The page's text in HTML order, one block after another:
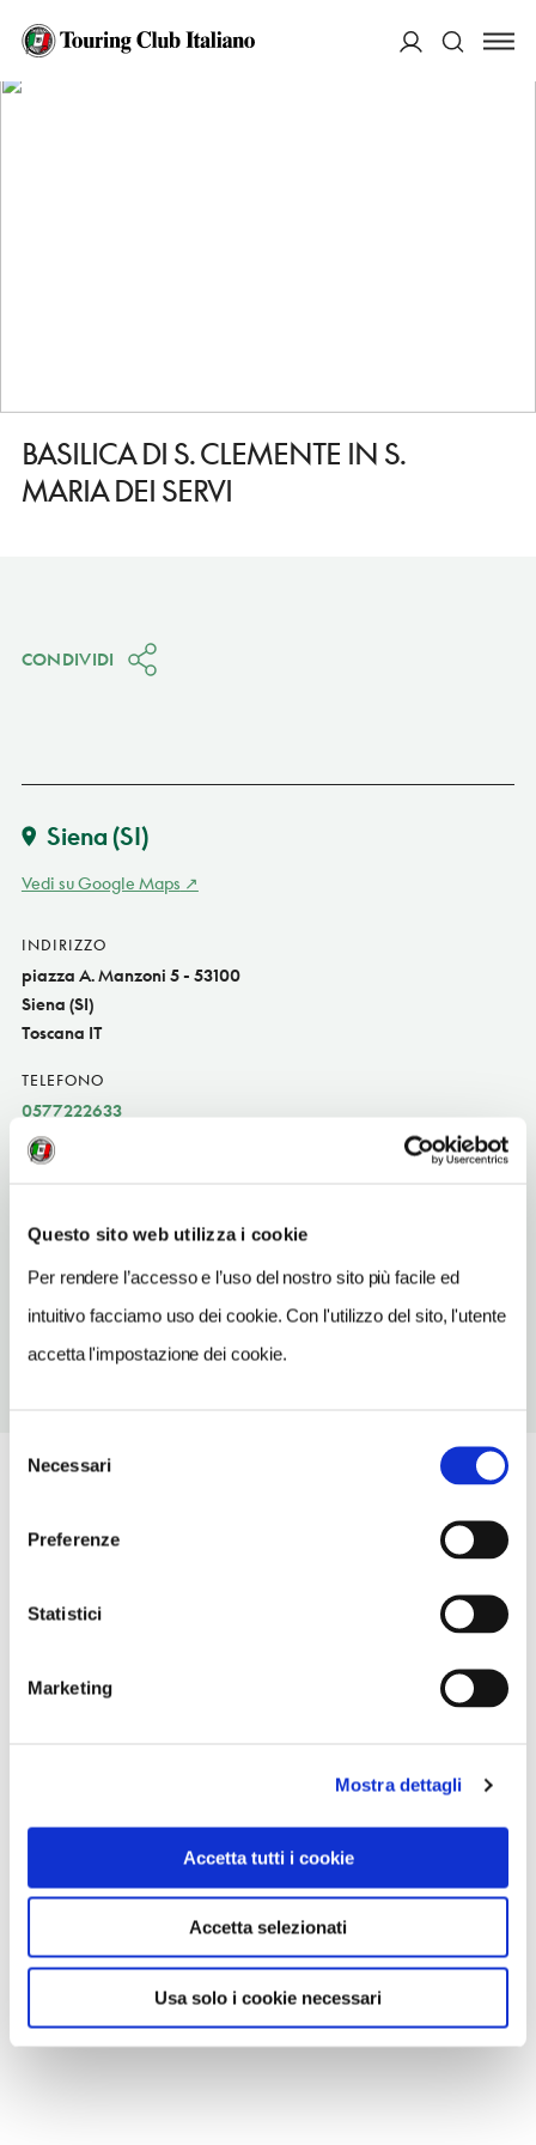
Questo sito web utilizza i cookie
Per rendere l’accesso e l’uso del nostro sito più facile ed
intuitivo facciamo uso dei cookie. Con l'utilizzo del sito, l'utente
accetta l'impostazione dei cookie.
delNecessari
Preferenze
Statistici
Marketing
Mostra dettagli
Accetta tutti i cookie
Accetta selezionati
Usa solo i cookie necessari
HOME
BASILICA DI S. CLEMENTE IN S. MARIA DEI SERVI
BASILICA DI S. CLEMENTE IN S.
MARIA DEI SERVI
CONDIVIDI
Siena (SI)
Vedi su Google Maps
INDIRIZZO
piazza A. Manzoni 5 - 53100
Siena (SI)
Toscana IT
TELEFONO
0577222633
ORARI DI APERTURA